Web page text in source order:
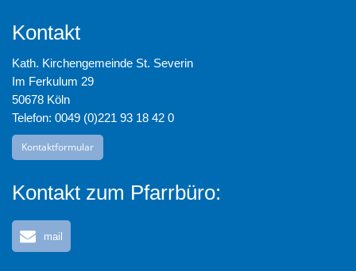
Kontakt
Kath. Kirchengemeinde St. Severin
Im Ferkulum 29
50678 Köln
Telefon: 0049 (0)221 93 18 42 0
Kontaktformular
Kontakt zum Pfarrbüro:
mail